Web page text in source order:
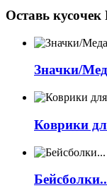
Оставь кусочек
Значки/
Коврики